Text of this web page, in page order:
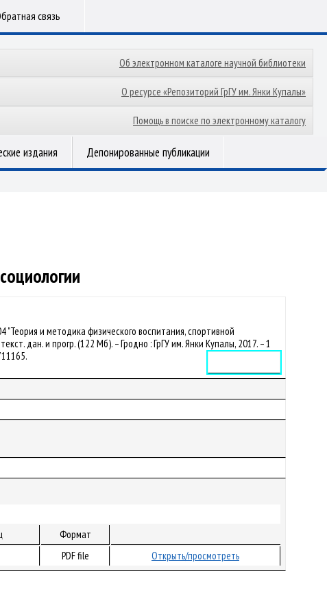
связь
Об электронном каталоге научной библиотеки
О ресурсе «Репозиторий ГрГУ им. Янки Купалы»
Помощь в поиске по электронному каталогу
издания Депонированные публикации
и методика физического воспитания, спортивной
дан. и прогр. (122 Мб). – Гродно : ГрГУ им. Янки Купалы, 2017. – 1
Формат
PDF file Открыть/просмотреть